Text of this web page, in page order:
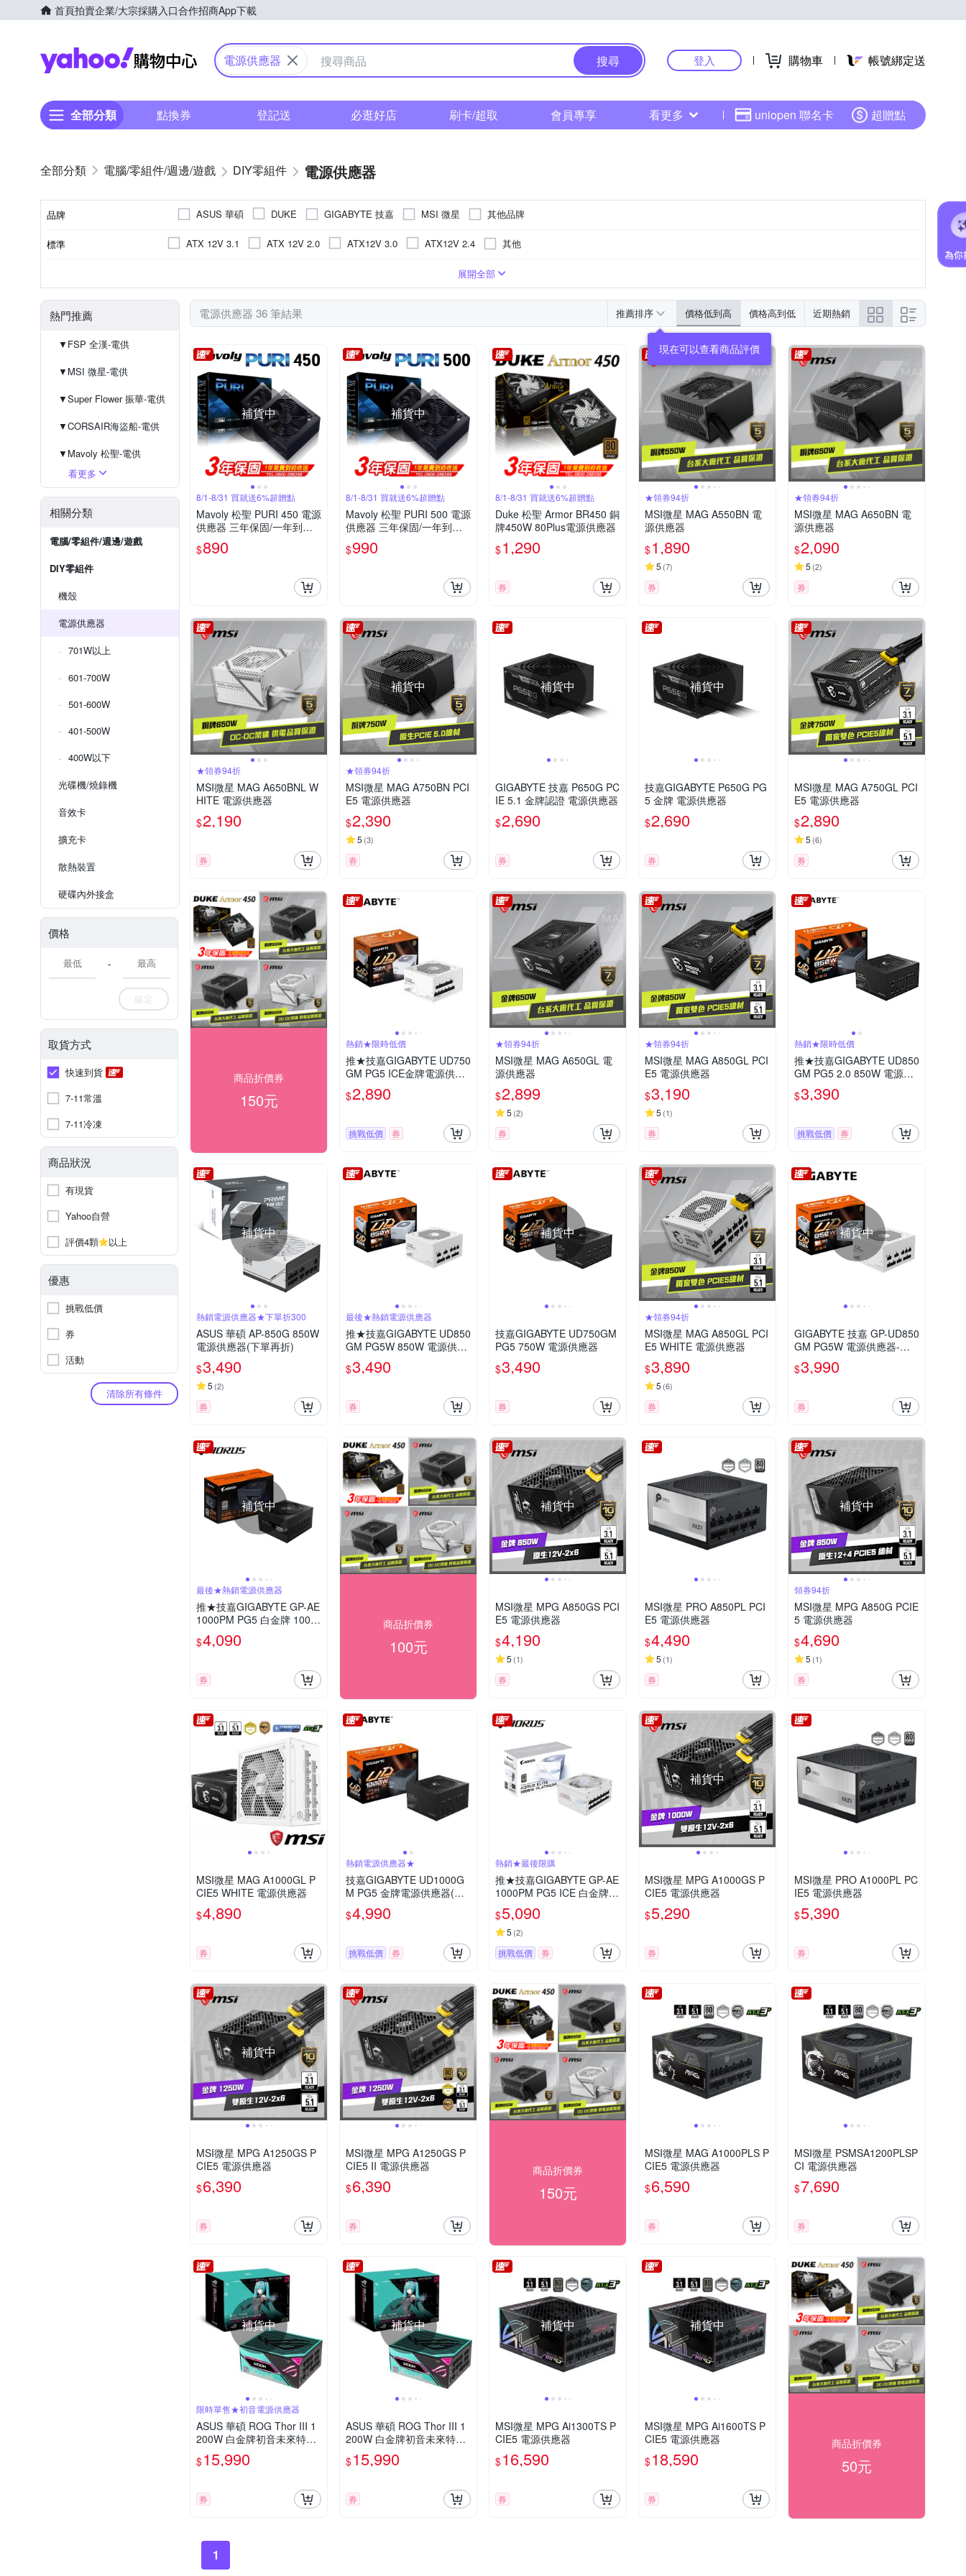
首頁拍賣企業/大宗採購入口合作招商App下載
Yahoo購物中心
電源供應器 搜尋 登入 購物車 帳號綁定送
全部分類 點換券 登記送 必逛好店 刷卡/超取 會員專享 看更多 uniopen 聯名卡 超贈點
電腦/零組件/週邊/遊戲 DIY零組件 電源供應器
品牌 ASUS 華碩 DUKE GIGABYTE 技嘉 MSI 微星 其他品牌
標準 ATX 12V 3.1 ATX 12V 2.0 ATX12V 3.0 ATX12V 2.4 其他
401W~500W
展開全部
熱門推薦
▼FSP 全漢-電供
▼MSI 微星-電供
▼Super Flower 振華-電供
▼CORSAIR海盜船-電供
▼Mavoly 松聖-電供
▼Antec 安鈦克-電供
▼GIGABYTE 技嘉-電供
看更多
相關分類
電腦/零組件/週邊/遊戲
DIY零組件
機殼
電源供應器
701W以上
601-700W
501-600W
401-500W
400W以下
光碟機/燒錄機
音效卡
擴充卡
散熱裝置
硬碟內外接盒
價格
-
確定
取貨方式
快速到貨
7-11常溫
7-11冷凍
商品狀況
有現貨
Yahoo自營
評價4顆
以上
優惠
挑戰低價
券
活動
清除所有條件
電源供應器 36 筆結果 推薦排序 價格低到高 價格高到低 近期熱銷
補貨中
8/1-8/31 買就送6%超贈點
Mavoly 松聖 PURI 450 電源
供應器 三年保固/一年到府
收送換新
$890
補貨中
8/1-8/31 買就送6%超贈點
Mavoly 松聖 PURI 500 電源
供應器 三年保固/一年到府
收送換新
$990
8/1-8/31 買就送6%超贈點
Duke 松聖 Armor BR450 銅
牌450W 80Plus電源供應器
$1,290
券
★領券94折
MSI微星 MAG A550BN 電
源供應器
$1,890
5 (7)
券
★領券94折
MSI微星 MAG A650BN 電
源供應器
$2,090
5 (2)
券
★領券94折
MSI微星 MAG A650BNL W
HITE 電源供應器
$2,190
券
補貨中
★領券94折
MSI微星 MAG A750BN PCI
E5 電源供應器
$2,390
5 (3)
券
補貨中
GIGABYTE 技嘉 P650G PC
IE 5.1 金牌認證 電源供應器
$2,690
券
補貨中
技嘉GIGABYTE P650G PG
5 金牌 電源供應器
$2,690
券
MSI微星 MAG A750GL PCI
E5 電源供應器
$2,890
5 (6)
券
商品折價券
150元
熱銷★限時低價
推★技嘉GIGABYTE UD750
GM PG5 ICE金牌電源供應
器
$2,890
挑戰低價 券
★領券94折
MSI微星 MAG A650GL 電
源供應器
$2,899
5 (2)
券
★領券94折
MSI微星 MAG A850GL PCI
E5 電源供應器
$3,190
5 (1)
券
熱銷★限時低價
推★技嘉GIGABYTE UD850
GM PG5 2.0 850W 電源供
應器
$3,390
挑戰低價 券
補貨中
熱銷電源供應器★下單折300
ASUS 華碩 AP-850G 850W
電源供應器(下單再折)
$3,490
5 (2)
券
最後★熱銷電源供應器
推★技嘉GIGABYTE UD850
GM PG5W 850W 電源供應
器
$3,490
券
補貨中
技嘉GIGABYTE UD750GM
PG5 750W 電源供應器
$3,490
券
★領券94折
MSI微星 MAG A850GL PCI
E5 WHITE 電源供應器
$3,890
5 (6)
券
補貨中
GIGABYTE 技嘉 GP-UD850
GM PG5W 電源供應器-金
牌
$3,990
券
補貨中
最後★熱銷電源供應器
推★技嘉GIGABYTE GP-AE
1000PM PG5 白金牌 1000
W 電源供應器【黑】
$4,090
券
商品折價券
100元
補貨中
MSI微星 MPG A850GS PCI
E5 電源供應器
$4,190
5 (1)
券
MSI微星 PRO A850PL PCI
E5 電源供應器
$4,490
5 (1)
券
補貨中
領券94折
MSI微星 MPG A850G PCIE
5 電源供應器
$4,690
5 (1)
券
MSI微星 MAG A1000GL P
CIE5 WHITE 電源供應器
$4,890
券
熱銷電源供應器★
技嘉GIGABYTE UD1000G
M PG5 金牌電源供應器(快
閃優惠)
$4,990
挑戰低價 券
熱銷★最後限購
推★技嘉GIGABYTE GP-AE
1000PM PG5 ICE 白金牌 1
000W 電源供應器【白】
$5,090
5 (2)
挑戰低價 券
補貨中
MSI微星 MPG A1000GS P
CIE5 電源供應器
$5,290
券
MSI微星 PRO A1000PL PC
IE5 電源供應器
$5,390
券
補貨中
MSI微星 MPG A1250GS P
CIE5 電源供應器
$6,390
券
MSI微星 MPG A1250GS P
CIE5 II 電源供應器
$6,390
券
商品折價券
150元
MSI微星 MAG A1000PLS P
CIE5 電源供應器
$6,590
券
MSI微星 PSMSA1200PLSP
CI 電源供應器
$7,690
券
補貨中
限時單售★初音電源供應器
ASUS 華碩 ROG Thor III 1
200W 白金牌初音未來特別
版電源供應器
$15,990
券
補貨中
ASUS 華碩 ROG Thor III 1
200W 白金牌初音未來特別
版電源供應器
$15,990
券
補貨中
MSI微星 MPG Ai1300TS P
CIE5 電源供應器
$16,590
券
補貨中
MSI微星 MPG Ai1600TS P
CIE5 電源供應器
$18,590
券
商品折價券
50元
1